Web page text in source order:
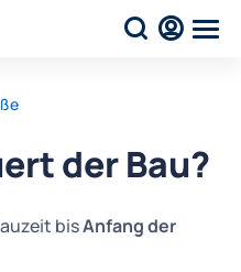
der Bau?
bisAnfang der